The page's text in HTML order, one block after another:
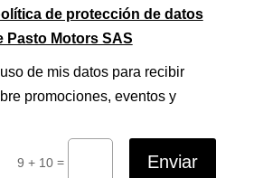
de protección de datos
Pasto Motors SAS
de mis datos para recibir
promociones, eventos y
9 + 10= Enviar